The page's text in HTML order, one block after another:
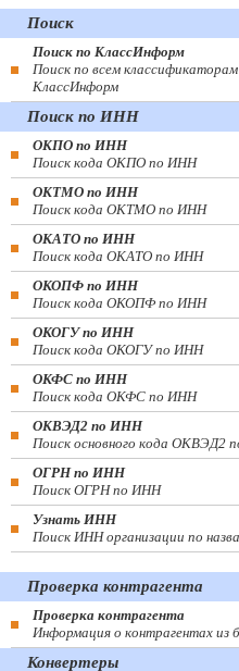
Поиск
Поиск по КлассИнформ
Поиск по всем
КлассИнформ
Поиск по ИНН
ОКПО по ИНН
Поиск кода ОКПО по ИНН
ОКТМО по ИНН
Поиск кода ОКТМО по ИНН
ОКАТО по ИНН
Поиск кода ОКАТО по ИНН
ОКОПФ по ИНН
Поиск кода ОКОПФ по ИНН
ОКОГУ по ИНН
Поиск кода ОКОГУ по ИНН
ОКФС по ИНН
Поиск кода ОКФС по ИНН
ОКВЭД2 по ИНН
Поиск основного кода ОКВЭД2
ОГРН по ИНН
Поиск ОГРН по ИНН
Узнать ИНН
Поиск ИНН организации по
Проверка контрагента
Проверка контрагента
Информация о контрагентах
Конвертеры